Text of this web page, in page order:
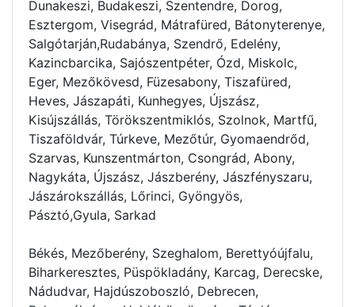
Dunakeszi, Budakeszi, Szentendre, Dorog,
Esztergom, Visegrád, Mátrafüred, Bátonyterenye,
Salgótarján,Rudabánya, Szendrő, Edelény,
Kazincbarcika, Sajószentpéter, Ózd, Miskolc,
Eger, Mezőkövesd, Füzesabony, Tiszafüred,
Heves, Jászapáti, Kunhegyes, Újszász,
Kisújszállás, Törökszentmiklós, Szolnok, Martfű,
Tiszaföldvár, Túrkeve, Mezőtúr, Gyomaendrőd,
Szarvas, Kunszentmárton, Csongrád, Abony,
Nagykáta, Újszász, Jászberény, Jászfényszaru,
Jászárokszállás, Lőrinci, Gyöngyös,
Pásztó,Gyula, Sarkad
Békés, Mezőberény, Szeghalom, Berettyóújfalu,
Biharkeresztes, Püspökladány, Karcag, Derecske,
Nádudvar, Hajdúszoboszló, Debrecen,